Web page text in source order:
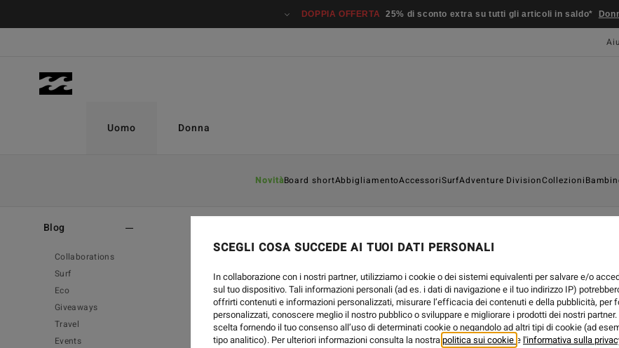
DOPPIA OFFERTA 25% di sconto extra su tutti gli articoli in saldo*
Uomo
NovitàBoard shortAbbigliamentoAccessoriSurfAdventure DivisionCollezioni
Donna
Blog
Collaborations
Surf
Eco
Giveaways
Travel
Events
SCEGLI COSA SUCCEDE AI TUOI DATI PERSONALI
In collaborazione con i nostri partner, utilizziamo i cookie o dei sistemi equivalenti per salvare e/o
sul tuo dispositivo. Tali informazioni personali (ad es. i dati di navigazione e il tuo indirizzo IP)
offrirti contenuti e informazioni personalizzati, misurare l’efficacia dei contenuti e della pubblicità, per
personalizzati, conoscere meglio il nostro pubblico o sviluppare e migliorare i prodotti dei nostri
scelta fornendo il tuo consenso all’uso di determinati cookie o negandolo ad altri tipi di cookie (ad
tipo analitico). Per ulteriori informazioni consulta la nostrapolitica sui cookie e l'informativa sulla